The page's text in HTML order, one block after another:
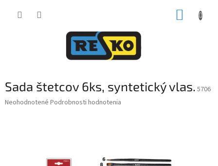
Sada štetcov 6ks, syntetický vlas. 5706
Priemerné
Neohodnotené Podrobnosti hodnotenia